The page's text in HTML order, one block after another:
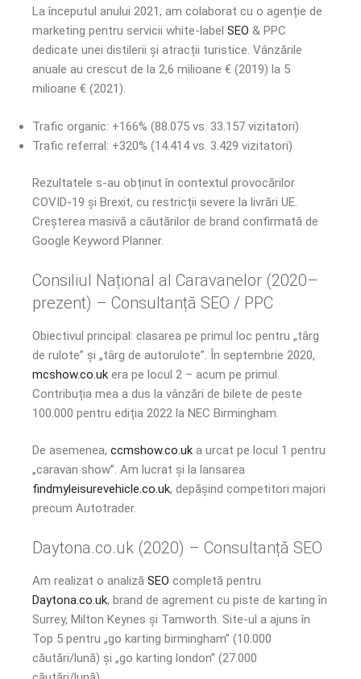
La începutul anului 2021, am colaborat cu o agenție de
marketing pentru servicii white-label SEO & PPC
dedicate unei distilerii și atracții turistice. Vânzările
anuale au crescut de la 2,6 milioane € (2019) la 5
milioane € (2021).
Trafic organic: +166% (88.075 vs. 33.157 vizitatori)
Trafic referral: +320% (14.414 vs. 3.429 vizitatori)
Rezultatele s-au obținut în contextul provocărilor
COVID-19 și Brexit, cu restricții severe la livrări UE.
Creșterea masivă a căutărilor de brand confirmată de
Google Keyword Planner.
Consiliul Național al Caravanelor (2020–
prezent) – Consultanță SEO / PPC
Obiectivul principal: clasarea pe primul loc pentru „târg
de rulote” și „târg de autorulote”. În septembrie 2020,
mcshow.co.uk era pe locul 2 – acum pe primul.
Contribuția mea a dus la vânzări de bilete de peste
100.000 pentru ediția 2022 la NEC Birmingham.
De asemenea, ccmshow.co.uk a urcat pe locul 1 pentru
„caravan show”. Am lucrat și la lansarea
findmyleisurevehicle.co.uk, depășind competitori majori
precum Autotrader.
Daytona.co.uk (2020) – Consultanță SEO
Am realizat o analiză SEO completă pentru
Daytona.co.uk, brand de agrement cu piste de karting în
Surrey, Milton Keynes și Tamworth. Site-ul a ajuns în
Top 5 pentru „go karting birmingham” (10.000
căutări/lună) și „go karting london” (27.000